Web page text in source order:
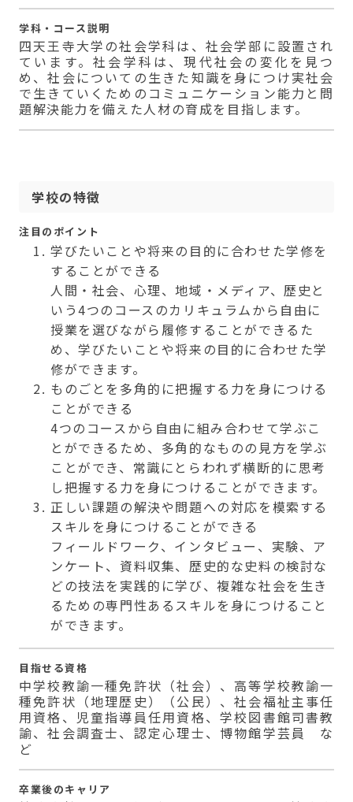
学科・コース説明
四天王寺大学の社会学科は、社会学部に設置され
ています。社会学科は、現代社会の変化を見つ
め、社会についての生きた知識を身につけ実社会
で生きていくためのコミュニケーション能力と問
題解決能力を備えた人材の育成を目指します。
学校の特徴
注目のポイント
学びたいことや将来の目的に合わせた学修を
することができる
人間・社会、心理、地域・メディア、歴史と
いう4つのコースのカリキュラムから自由に
授業を選びながら履修することができるた
め、学びたいことや将来の目的に合わせた学
修ができます。
ものごとを多角的に把握する力を身につける
ことができる
4つのコースから自由に組み合わせて学ぶこ
とができるため、多角的なものの見方を学ぶ
ことができ、常識にとらわれず横断的に思考
し把握する力を身につけることができます。
正しい課題の解決や問題への対応を模索する
スキルを身につけることができる
フィールドワーク、インタビュー、実験、ア
ンケート、資料収集、歴史的な史料の検討な
どの技法を実践的に学び、複雑な社会を生き
るための専門性あるスキルを身につけること
ができます。
目指せる資格
中学校教諭一種免許状（社会）、高等学校教諭一
種免許状（地理歴史）（公民）、社会福祉主事任
用資格、児童指導員任用資格、学校図書館司書教
諭、社会調査士、認定心理士、博物館学芸員 な
ど
卒業後のキャリア